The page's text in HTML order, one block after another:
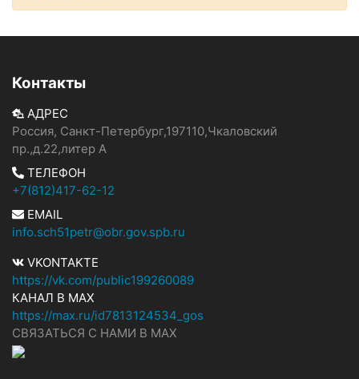
Контакты
АДРЕС
Россия, Санкт-Петербург,197110,Чкаловский
пр.,д.22,литер А
ТЕЛЕФОН
+7(812)417-62-12
EMAIL
info.sch51petr@obr.gov.spb.ru
VKONTAKTE
https://vk.com/public199260089
КАНАЛ В MAX
https://max.ru/id7813124534_gos
СВЯЗАТЬСЯ С НАМИ В МАХ